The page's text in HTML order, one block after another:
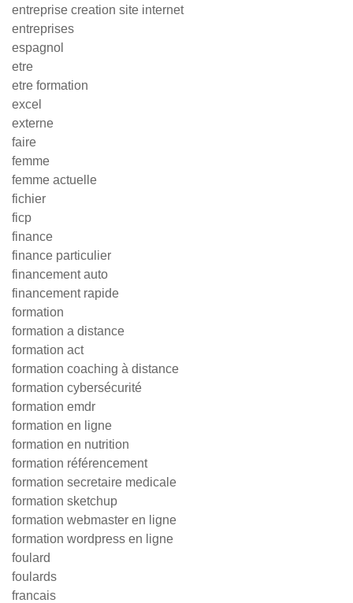
entreprise creation site internet
entreprises
espagnol
etre
etre formation
excel
externe
faire
femme
femme actuelle
fichier
ficp
finance
finance particulier
financement auto
financement rapide
formation
formation a distance
formation act
formation coaching à distance
formation cybersécurité
formation emdr
formation en ligne
formation en nutrition
formation référencement
formation secretaire medicale
formation sketchup
formation webmaster en ligne
formation wordpress en ligne
foulard
foulards
francais